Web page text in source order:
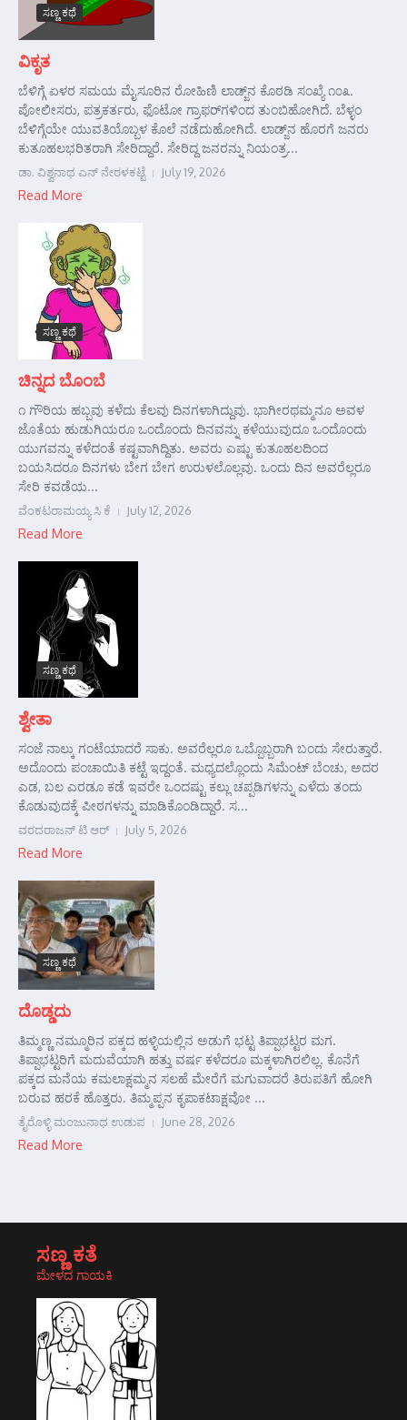
ಸಣ್ಣ ಕಥೆ
ವಿಕೃತ
ಬೆಳಿಗ್ಗೆ ಏಳರ ಸಮಯ ಮೈಸೂರಿನ ರೋಹಿಣಿ ಲಾಡ್ಜ್‌ನ ಕೊಠಡಿ ಸಂಖ್ಯೆ ೧೦೩.
ಪೋಲೀಸರು, ಪತ್ರಕರ್ತರು, ಫೊಟೋ ಗ್ರಾಫರ್‌ಗಳಿಂದ ತುಂಬಿಹೋಗಿದೆ. ಬೆಳ್ಳಂ
ಬೆಳಿಗ್ಗೆಯೇ ಯುವತಿಯೊಬ್ಬಳ ಕೊಲೆ ನಡೆದುಹೋಗಿದೆ. ಲಾಡ್ಜ್‌ನ ಹೊರಗೆ ಜನರು
ಕುತೂಹಲಭರಿತರಾಗಿ ಸೇರಿದ್ದಾರೆ. ಸೇರಿದ್ದ ಜನರನ್ನು ನಿಯಂತ್ರ...
ಡಾ. ವಿಶ್ವನಾಥ ಎನ್ ನೇರಳಕಟ್ಟೆ July 19, 2026
Read More
ಸಣ್ಣ ಕಥೆ
ಚಿನ್ನದ ಬೊಂಬೆ
೧ ಗೌರಿಯ ಹಬ್ಬವು ಕಳೆದು ಕೆಲವು ದಿನಗಳಾಗಿದ್ದುವು. ಭಾಗೀರಥಮ್ಮನೂ ಅವಳ
ಜೊತೆಯ ಹುಡುಗಿಯರೂ ಒಂದೊಂದು ದಿನವನ್ನು ಕಳೆಯುವುದೂ ಒಂದೊಂದು
ಯುಗವನ್ನು ಕಳೆದಂತೆ ಕಷ್ಟವಾಗಿದ್ದಿತು. ಅವರು ಎಷ್ಟು ಕುತೂಹಲದಿಂದ
ಬಯಸಿದರೂ ದಿನಗಳು ಬೇಗ ಬೇಗ ಉರುಳಲೊಲ್ಲವು. ಒಂದು ದಿನ ಅವರೆಲ್ಲರೂ
ಸೇರಿ ಕವಡೆಯ...
ವೆಂಕಟರಾಮಯ್ಯ ಸಿ ಕೆ July 12, 2026
Read More
ಸಣ್ಣ ಕಥೆ
ಶ್ವೇತಾ
ಸಂಜೆ ನಾಲ್ಕು ಗಂಟೆಯಾದರೆ ಸಾಕು. ಅವರೆಲ್ಲರೂ ಒಬ್ಬೊಬ್ಬರಾಗಿ ಬಂದು ಸೇರುತ್ತಾರೆ.
ಅದೊಂದು ಪಂಚಾಯಿತಿ ಕಟ್ಟೆ ಇದ್ದಂತೆ. ಮಧ್ಯದಲ್ಲೊಂದು ಸಿಮೆಂಟ್ ಬೆಂಚು, ಅದರ
ಎಡ, ಬಲ ಎರಡೂ ಕಡೆ ಇವರೇ ಒಂದಷ್ಟು ಕಲ್ಲು ಚಪ್ಪಡಿಗಳನ್ನು ಎಳೆದು ತಂದು
ಕೊಡುವುದಕ್ಕೆ ಪೀಠಗಳನ್ನು ಮಾಡಿಕೊಂಡಿದ್ದಾರೆ. ಸ...
ವರದರಾಜನ್ ಟಿ ಆರ್ July 5, 2026
Read More
ಸಣ್ಣ ಕಥೆ
ದೊಡ್ಡದು
ತಿಮ್ಮಣ್ಣ ನಮ್ಮೂರಿನ ಪಕ್ಕದ ಹಳ್ಳಿಯಲ್ಲಿನ ಅಡುಗೆ ಭಟ್ಟ ತಿಪ್ಪಾಭಟ್ಟರ ಮಗ.
ತಿಪ್ಪಾಭಟ್ಟರಿಗೆ ಮದುವೆಯಾಗಿ ಹತ್ತು ವರ್ಷ ಕಳೆದರೂ ಮಕ್ಕಳಾಗಿರಲಿಲ್ಲ. ಕೊನೆಗೆ
ಪಕ್ಕದ ಮನೆಯ ಕಮಲಾಕ್ಷಮ್ಮನ ಸಲಹೆ ಮೇರೆಗೆ ಮಗುವಾದರೆ ತಿರುಪತಿಗೆ ಹೋಗಿ
ಬರುವ ಹರಕೆ ಹೊತ್ತರು. ತಿಮ್ಮಪ್ಪನ ಕೃಪಾಕಟಾಕ್ಷವೋ ...
ತೈರೊಳ್ಳಿ ಮಂಜುನಾಥ ಉಡುಪ June 28, 2026
Read More
ಸಣ್ಣ ಕತೆ
ಮೇಳದ ಗಾಯಕಿ